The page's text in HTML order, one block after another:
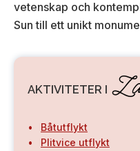
vetenskap och
Sun till ett unikt
AKTIVITETER I
Båtutflykt
Plitvice utflykt